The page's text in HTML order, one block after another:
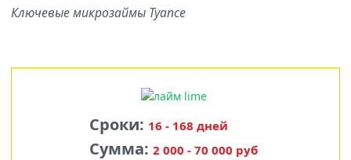
Ключевые микрозаймы Туапсе
Сроки: 16 - 168 дней
Сумма: 2 000 - 70 000 руб